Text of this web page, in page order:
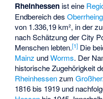
Rheinhessen ist eine
Endbereich des
von 1.336,19 km², in der
nach Schätzung der City
Menschen lebten.[1] Die
Mainz undWorms. Der
historische Zugehörigkeit
Rheinhessenzum
1816 bis 1919 und